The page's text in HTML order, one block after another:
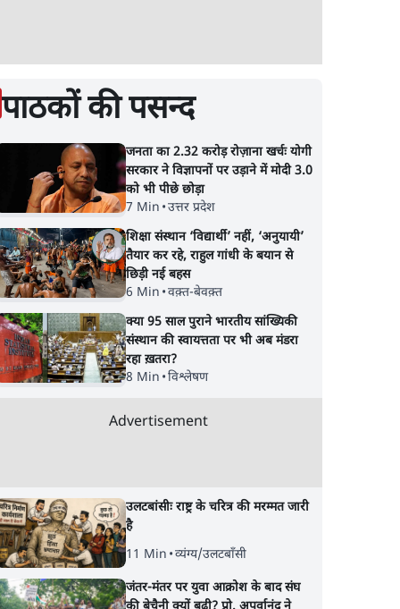
पाठकों की पसन्द
जनता का 2.32 करोड़ रोज़ाना खर्चः योगी
सरकार ने विज्ञापनों पर उड़ाने में मोदी 3.0
को भी पीछे छोड़ा
7 Min •उत्तर प्रदेश
शिक्षा संस्थान ‘विद्यार्थी’ नहीं, ‘अनुयायी’
तैयार कर रहे, राहुल गांधी के बयान से
छिड़ी नई बहस
6 Min •वक़्त-बेवक़्त
क्या 95 साल पुराने भारतीय सांख्यिकी
संस्थान की स्वायत्तता पर भी अब मंडरा
रहा ख़तरा?
8 Min •विश्लेषण
Advertisement
उलटबांसीः राष्ट्र के चरित्र की मरम्मत जारी
है
11 Min •व्यंग्य/उलटबाँसी
जंतर-मंतर पर युवा आक्रोश के बाद संघ